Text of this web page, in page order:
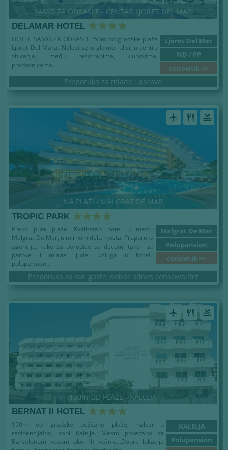
SAMO ZA ODRASLE - CENTAR LJORET DEL MAR
DELAMAR HOTEL
Ljoret Del Mar
ND / PP
cenovnik >>
HOTEL SAMO ZA ODRASLE, 50m od gradske plaže
Ljoret Del Mara. Nalazi se u glavnoj ulici, u centru
zbivanja, među resotranima, klubovima,
prodavnicama....
Preporuka za mlade i parove
airplanemode_active restaurant pool
NA PLAŽI - MALGRAT DE MAR
TROPIC PARK
Malgrat De Mar
Polupansion
cenovnik >>
Preko puta plaže. Kvalitetan hotel u mestu
Malgrat De Mar, u mirnom delu mesta. Preporuka
agencije, kako za porodice sa decom, tako i za
parove i mlade ljude. Usluga u hotelu
polupansion...
Preporuka za sve goste, dobar odnos cena/kvalitet
airplanemode_active restaurant pool
150m OD PLAŽE - KALELJA
BERNAT II HOTEL
KALELJA
Polupansion
150m od gradske peščane plaže, nalazi u
rezidencijalnoj zoni Kalelje. Mesto povezano sa
Barselonom vozom oko 1h vožnje...Dobra lokacija